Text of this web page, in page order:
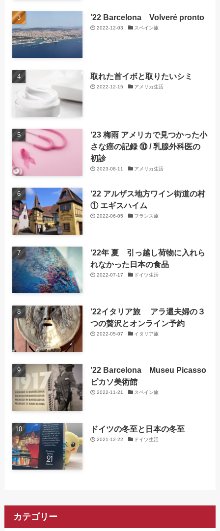
’22 Barcelona Volveré pronto
2022-12-03 スペイン旅
取れた首イボと取りたいシミ
2022-12-15 アメリカ生活
’23 梅雨 アメリカで見つかった小
さな癌の記録 ⑩ / 乳腺外科医の
初診
2023-08-11 アメリカ生活
’22 アルザス地方ワイン街道の村
① エギスハイム
2022-06-05 フランス旅
’22年 夏 引っ越し荷物に入れら
れなかった日本の食品
2022-07-17 ドイツ生活
’22イタリア旅 アラ還夫婦の３
つの贅沢とオンライン予約
2022-05-07 イタリア旅
’22 Barcelona Museu Picasso
ピカソ美術館
2022-11-21 スペイン旅
ドイツの冬至と日本の冬至
2021-12-22 ドイツ生活
カテゴリー